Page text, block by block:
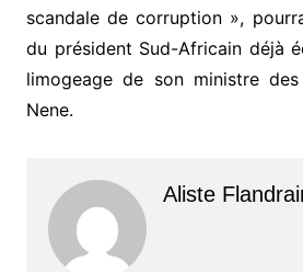
scandale de corruption »,
du président Sud-Africain déjà
limogeage de son ministre des
Nene.
Aliste